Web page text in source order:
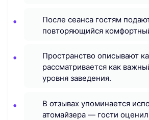
После сеанса гостям
повторяющийся
Пространство описывают
рассматривается как
уровня заведения.
В отзывах упоминается
атомайзера — гости